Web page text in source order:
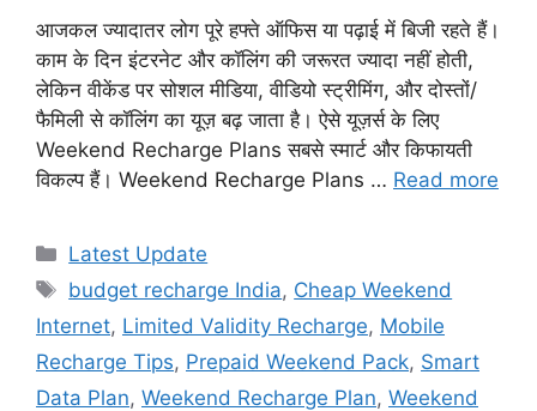
आजकल ज्यादातर लोग पूरे हफ्ते ऑफिस या पढ़ाई में बिजी रहते हैं।
काम के दिन इंटरनेट और कॉलिंग की जरूरत ज्यादा नहीं होती,
लेकिन वीकेंड पर सोशल मीडिया, वीडियो स्ट्रीमिंग, और दोस्तों/
फैमिली से कॉलिंग का यूज़ बढ़ जाता है। ऐसे यूज़र्स के लिए
Weekend Recharge Plans सबसे स्मार्ट और किफायती
विकल्प हैं। Weekend Recharge Plans … Read more
Categories
Latest Update
Tags
budget recharge India, Cheap Weekend
Internet, Limited Validity Recharge, Mobile
Recharge Tips, Prepaid Weekend Pack, Smart
Data Plan, Weekend Recharge Plan, Weekend